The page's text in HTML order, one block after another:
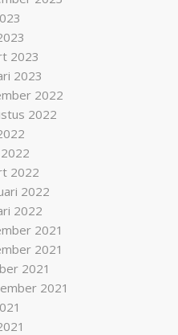
2023
2023
2022
2022
2022
2022
2022
2021
2021
2021
2021